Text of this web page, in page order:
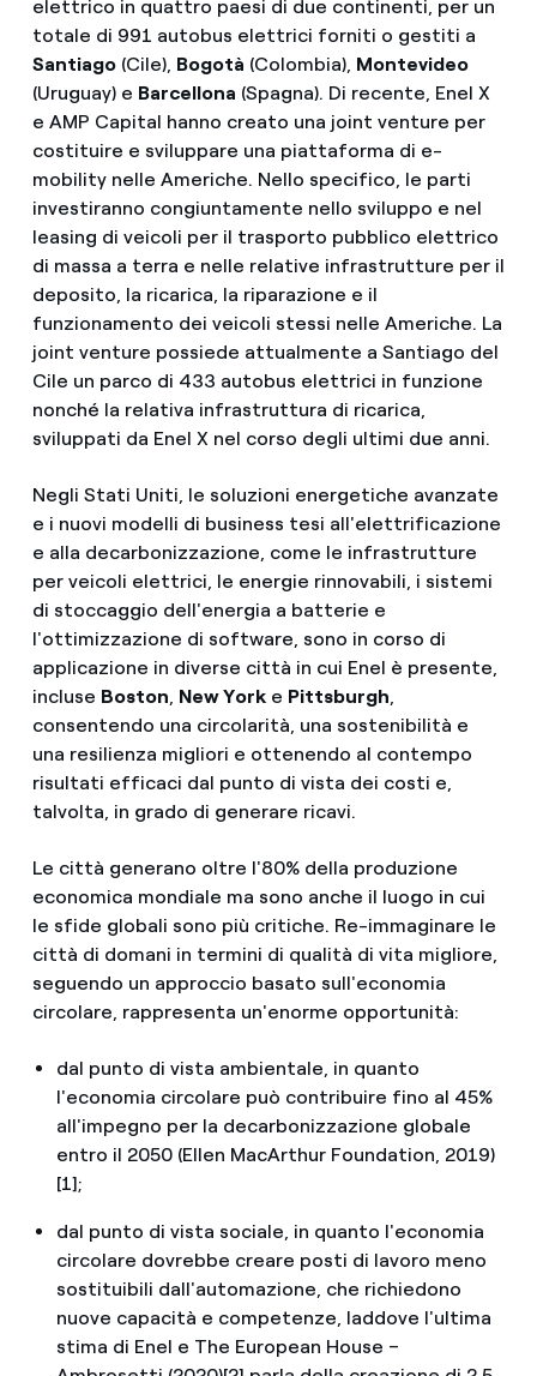
elettrico in quattro paesi di due continenti, per un
totale di 991 autobus elettrici forniti o gestiti a
Santiago(Cile), Bogotà (Colombia), Montevideo
(Uruguay) e Barcellona (Spagna). Di recente, Enel X
e AMP Capital hanno creato una joint venture per
costituire e sviluppare una piattaforma di e-
mobility nelle Americhe. Nello specifico, le parti
investiranno congiuntamente nello sviluppo e nel
leasing di veicoli per il trasporto pubblico elettrico
di massa a terra e nelle relative infrastrutture per il
deposito, la ricarica, la riparazione e il
funzionamento dei veicoli stessi nelle Americhe. La
joint venture possiede attualmente a Santiago del
Cile un parco di 433 autobus elettrici in funzione
nonché la relativa infrastruttura di ricarica,
sviluppati da Enel X nel corso degli ultimi due anni.
Negli Stati Uniti, le soluzioni energetiche avanzate
e i nuovi modelli di business tesi all'elettrificazione
e alla decarbonizzazione, come le infrastrutture
per veicoli elettrici, le energie rinnovabili, i sistemi
di stoccaggio dell'energia a batterie e
l'ottimizzazione di software, sono in corso di
applicazione in diverse città in cui Enel è presente,
incluse Boston, New Yorke Pittsburgh,
consentendo una circolarità, una sostenibilità e
una resilienza migliori e ottenendo al contempo
risultati efficaci dal punto di vista dei costi e,
talvolta, in grado di generare ricavi.
Le città generano oltre l'80% della produzione
economica mondiale ma sono anche il luogo in cui
le sfide globali sono più critiche. Re-immaginare le
città di domani in termini di qualità di vita migliore,
seguendo un approccio basato sull'economia
circolare, rappresenta un'enorme opportunità:
dal punto di vista ambientale, in quanto
l'economia circolare può contribuire fino al 45%
all'impegno per la decarbonizzazione globale
entro il 2050 (Ellen MacArthur Foundation, 2019)
[1];
dal punto di vista sociale, in quanto l'economia
circolare dovrebbe creare posti di lavoro meno
sostituibili dall'automazione, che richiedono
nuove capacità e competenze, laddove l'ultima
stima di Enel e The European House –